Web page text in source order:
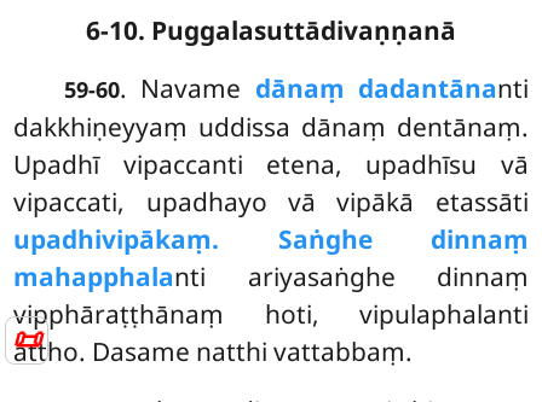
📜
6-10. Puggalasuttādivaṇṇanā
59-60. Navame dānaṃ dadantānanti
dakkhiṇeyyaṃ uddissa dānaṃ dentānaṃ.
Upadhī vipaccanti etena, upadhīsu vā
vipaccati, upadhayo vā vipākā etassāti
upadhivipākaṃ. Saṅghe dinnaṃ
mahapphalanti ariyasaṅghe dinnaṃ
vipphāraṭṭhānaṃ hoti, vipulaphalanti
attho. Dasame natthi vattabbaṃ.